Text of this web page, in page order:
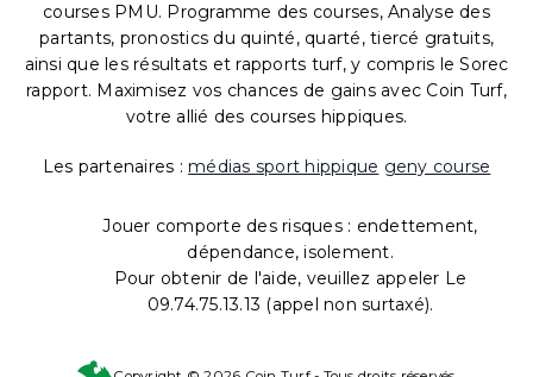
courses PMU. Programme des courses, Analyse des
partants, pronostics du quinté, quarté, tiercé gratuits,
ainsi que les résultats et rapports turf, y compris le Sorec
rapport. Maximisez vos chances de gains avec Coin Turf,
votre allié des courses hippiques.
Les partenaires : médias sport hippique geny course
Jouer comporte des risques : endettement,
dépendance, isolement.
Pour obtenir de l'aide, veuillez appeler Le
09.74.75.13.13 (appel non surtaxé).